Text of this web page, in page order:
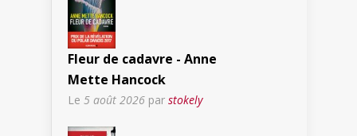
Fleur de cadavre - Anne
Mette Hancock
Le 5 août 2026 par stokely